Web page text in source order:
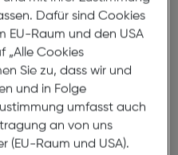
Li-50B
Dafür sind Cookies
EU-Raum und den USA
„Alle Cookies
Sie zu, dass wir und
und in Folge
umfasst auch
an von uns
(EU-Raum und USA).